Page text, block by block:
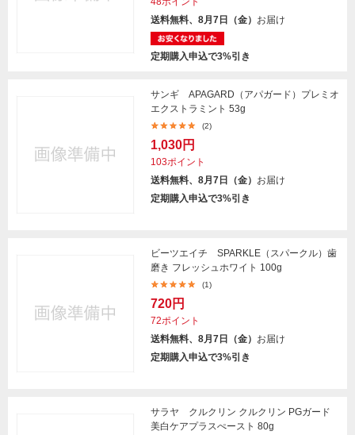
送料無料、8月7日（金） お届け
定期購入申込で3%引き
サンギ APAGARD（アパガード）プレミオ
エクストラミント 53g
(2)
1,030円
103ポイント
送料無料、8月7日（金） お届け
定期購入申込で3%引き
ビーツエイチ SPARKLE（スパークル）歯
磨き フレッシュホワイト 100g
(1)
720円
72ポイント
送料無料、8月7日（金） お届け
定期購入申込で3%引き
サラヤ クルクリン クルクリン PGガード
美白ケアプラスぺースト 80g